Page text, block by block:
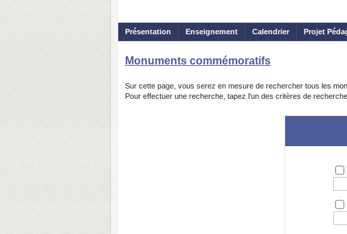
Présentation Enseignement Calendrier Projet
Monuments commémoratifs
Sur cette page, vous serez en mesure de rechercher tous les
Pour effectuer une recherche, tapez l'un des critères de